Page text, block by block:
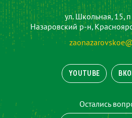
ул. Школьная, 15,
Назаровский р-н,
YOUTUBE
Остались